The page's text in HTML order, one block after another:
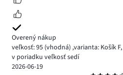
Overený nákup
veľkosť: 95 (vhodná) ,varianta: Košík F,
v poriadku veľkosť sedí
2026-06-19